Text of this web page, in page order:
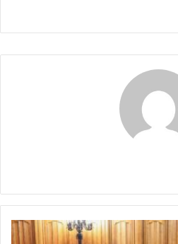
Colombia
se